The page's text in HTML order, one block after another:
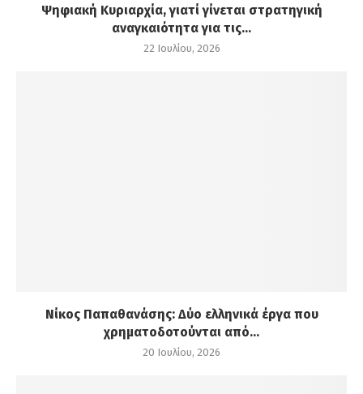
Ψηφιακή Κυριαρχία, γιατί γίνεται στρατηγική
αναγκαιότητα για τις...
22 Ιουλίου, 2026
Νίκος Παπαθανάσης: Δύο ελληνικά έργα που
χρηματοδοτούνται από...
20 Ιουλίου, 2026